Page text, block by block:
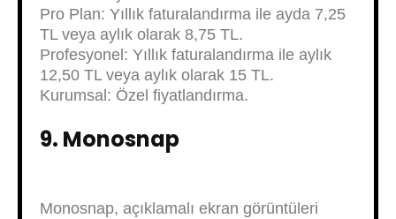
Pro Plan: Yıllık faturalandırma ile ayda 7,25
TL veya aylık olarak 8,75 TL.
Profesyonel: Yıllık faturalandırma ile aylık
12,50 TL veya aylık olarak 15 TL.
Kurumsal: Özel fiyatlandırma.
9. Monosnap
Monosnap, açıklamalı ekran görüntüleri